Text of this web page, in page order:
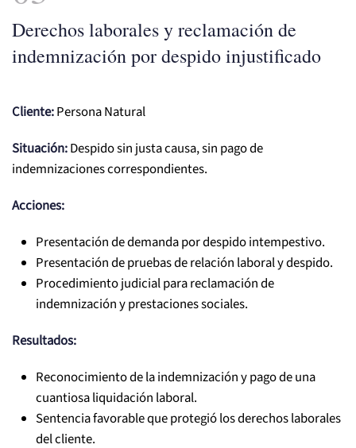
Derechos laborales y reclamación de
indemnización por despido injustificado
Cliente:Persona Natural
Situación:Despido sin justa causa, sin pago de
indemnizaciones correspondientes.
Acciones:
Presentación de demanda por despido intempestivo.
Presentación de pruebas de relación laboral y despido.
Procedimiento judicial para reclamación de
indemnización y prestaciones sociales.
Resultados:
Reconocimiento de la indemnización y pago de una
cuantiosa liquidación laboral.
Sentencia favorable que protegió los derechos laborales
del cliente.